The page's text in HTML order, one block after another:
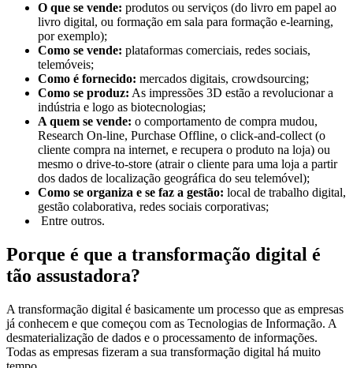
O que se vende: produtos ou serviços (do livro em papel ao
livro digital, ou formação em sala para formação e-learning,
por exemplo);
Como se vende: plataformas comerciais, redes sociais,
telemóveis;
Como é fornecido: mercados digitais, crowdsourcing;
Como se produz: As impressões 3D estão a revolucionar a
indústria e logo as biotecnologias;
A quem se vende: o comportamento de compra mudou,
Research On-line, Purchase Offline, o click-and-collect (o
cliente compra na internet, e recupera o produto na loja) ou
mesmo o drive-to-store (atrair o cliente para uma loja a partir
dos dados de localização geográfica do seu telemóvel);
Como se organiza e se faz a gestão: local de trabalho digital,
gestão colaborativa, redes sociais corporativas;
Entre outros.
Porque é que a transformação digital é
tão assustadora?
A transformação digital é basicamente um processo que as empresas
já conhecem e que começou com as Tecnologias de Informação. A
desmaterialização de dados e o processamento de informações.
Todas as empresas fizeram a sua transformação digital há muito